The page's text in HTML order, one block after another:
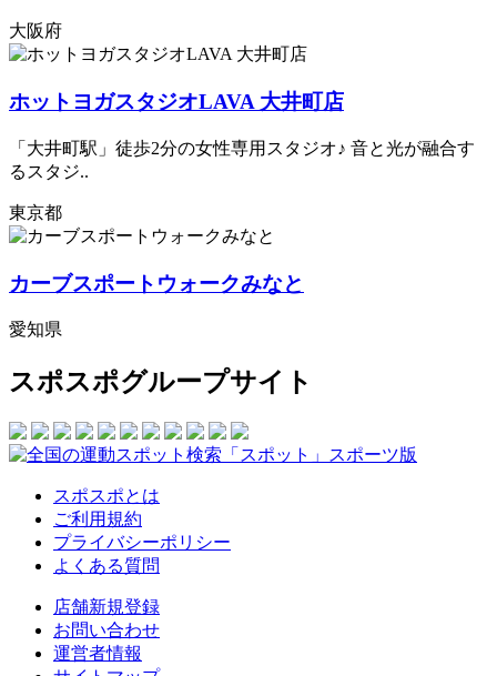
大阪府
ホットヨガスタジオLAVA 大井町店
「大井町駅」徒歩2分の女性専用スタジオ♪ 音と光が融合す
るスタジ..
東京都
カーブスポートウォークみなと
愛知県
スポスポグループサイト
スポスポとは
ご利用規約
プライバシーポリシー
よくある質問
店舗新規登録
お問い合わせ
運営者情報